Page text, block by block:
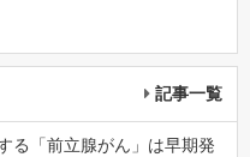
記事一覧
る「前立腺がん」は早期発